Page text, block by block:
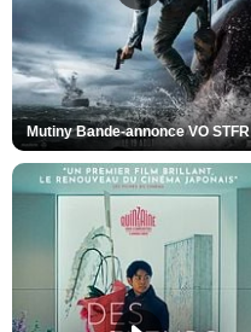
Mutiny Bande-annonce VO STFR